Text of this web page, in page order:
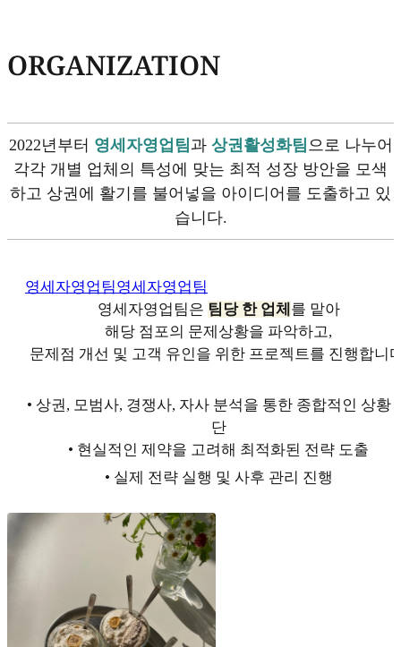
ORGANIZATION
2022년부터 영세자영업팀과 상권활성화팀 으로 나누어
각각 개별 업체의 특성에 맞는 최적 성장 방안을 모색
하고 상권에 활기를 불어넣을 아이디어를 도출하고 있
습니다.
영세자영업팀영세자영업팀
영세자영업팀은 팀당 한 업체 를 맡아
해당 점포의 문제상황을 파악하고,
문제점 개선 및 고객 유인을 위한 프로젝트를 진행합니
• 상권, 모범사, 경쟁사, 자사 분석을 통한 종합적인 상황
단
• 현실적인 제약을 고려해 최적화된 전략 도출
• 실제 전략 실행 및 사후 관리 진행